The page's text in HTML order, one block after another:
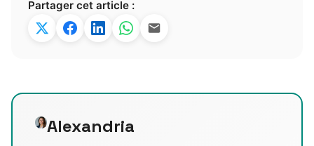
Partager cet article :
Alexandria